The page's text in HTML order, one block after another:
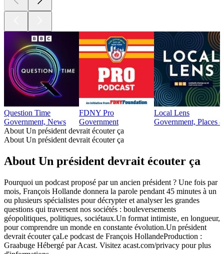
Question Time
Government, News
FDNY Pro
Government
Local Lens
Government, Places
About Un président devrait écouter ça
About Un président devrait écouter ça
About Un président devrait écouter ça
Pourquoi un podcast proposé par un ancien président ? Une fois par
mois, François Hollande donnera la parole pendant 45 minutes à un
ou plusieurs spécialistes pour décrypter et analyser les grandes
questions qui traversent nos sociétés : bouleversements
géopolitiques, politiques, sociétaux.Un format intimiste, en longueur,
pour comprendre un monde en constante évolution.Un président
devrait écouter çaLe podcast de François HollandeProduction :
Graabuge Hébergé par Acast. Visitez acast.com/privacy pour plus